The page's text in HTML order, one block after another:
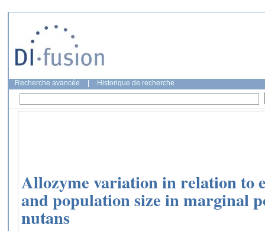
Recherche avancée Historique de recherche
Allozyme variation in relation to
and population size in marginal
nutans